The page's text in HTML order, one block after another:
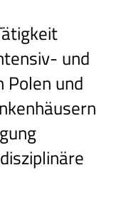
und
Polen und